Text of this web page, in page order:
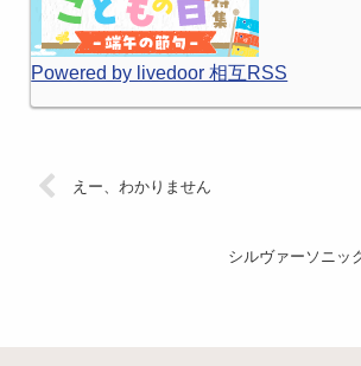
Powered by livedoor 相互RSS
えー、わかりません
シルヴァーソニッ